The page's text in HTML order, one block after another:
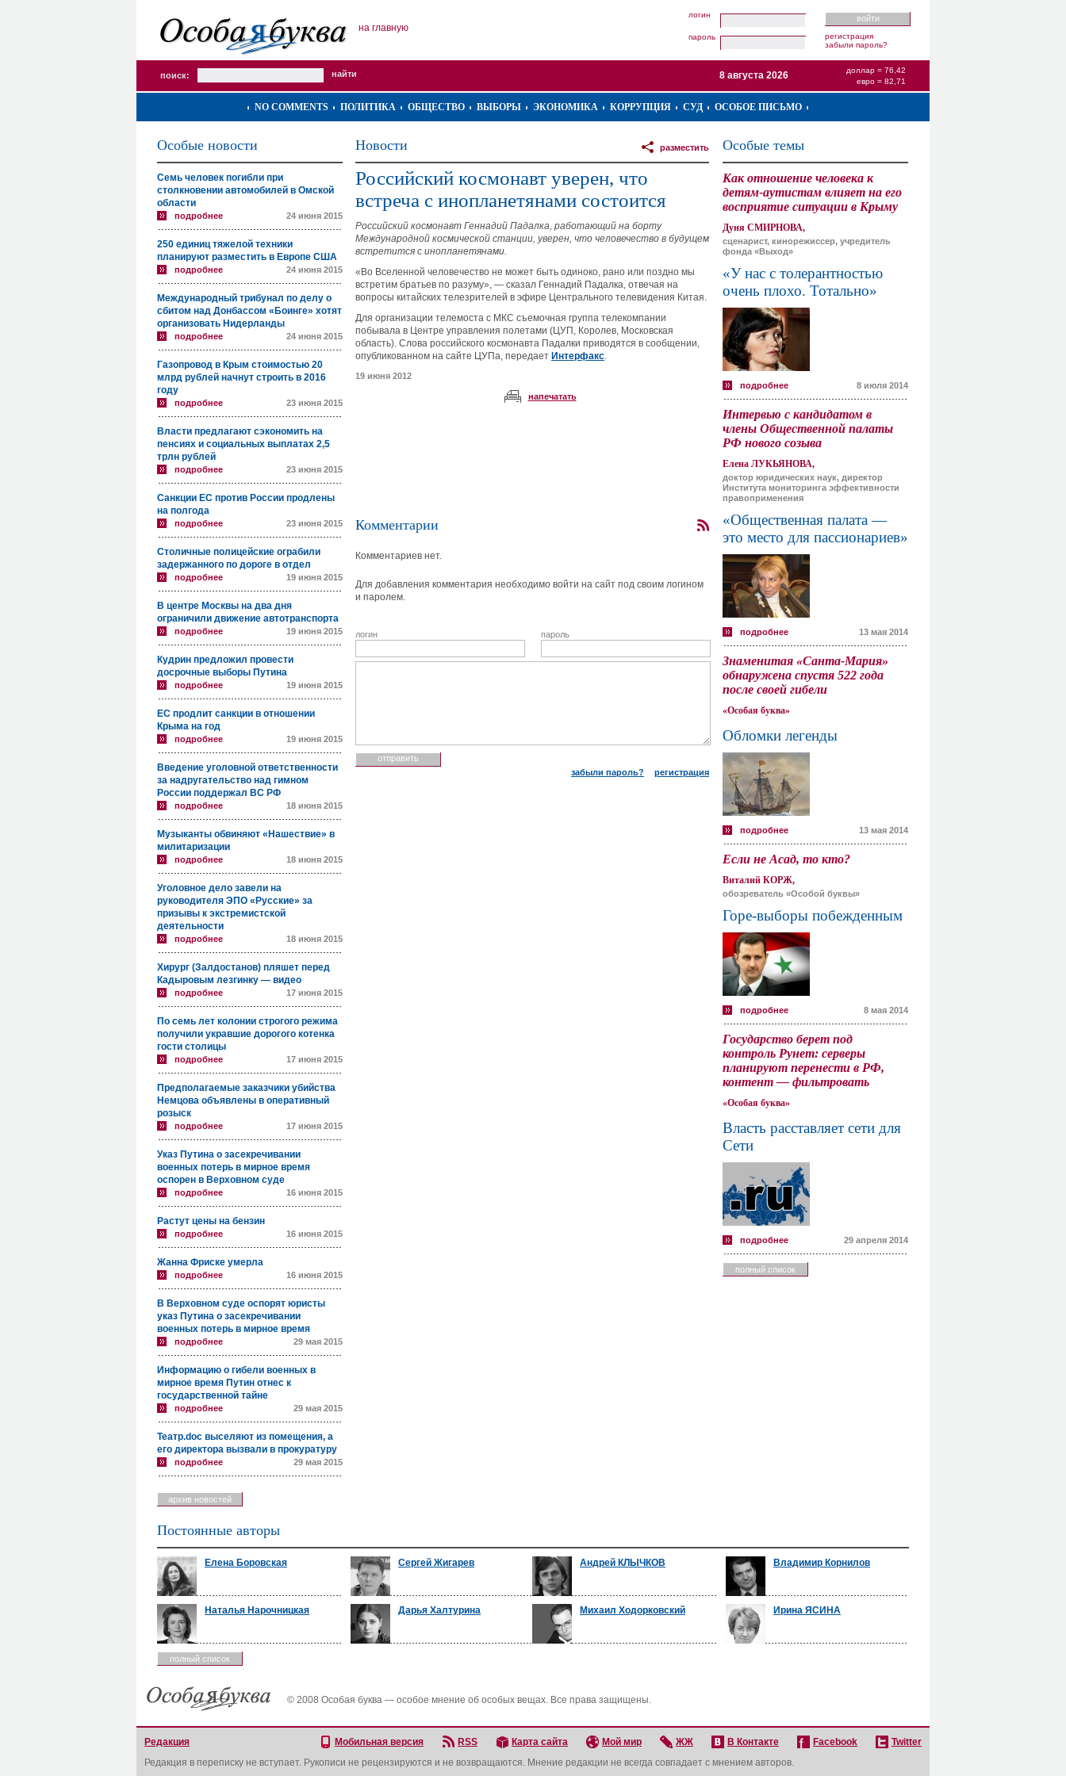
на главную
логин
пароль
регистрация
забыли пароль?
поиск:
доллар = 76,42
евро = 82,71
8 августа 2026
NO COMMENTS ПОЛИТИКА ОБЩЕСТВО ВЫБОРЫ ЭКОНОМИКА КОРРУПЦИЯ СУД ОСОБОЕ ПИСЬМО
Особые новости
Семь человек погибли при
столкновении автомобилей в Омской
области
подробнее 24 июня 2015
250 единиц тяжелой техники
планируют разместить в Европе США
подробнее 24 июня 2015
Международный трибунал по делу о
сбитом над Донбассом «Боинге» хотят
организовать Нидерланды
подробнее 24 июня 2015
Газопровод в Крым стоимостью 20
млрд рублей начнут строить в 2016
году
подробнее 23 июня 2015
Власти предлагают сэкономить на
пенсиях и социальных выплатах 2,5
трлн рублей
подробнее 23 июня 2015
Санкции ЕС против России продлены
на полгода
подробнее 23 июня 2015
Столичные полицейские ограбили
задержанного по дороге в отдел
подробнее 19 июня 2015
В центре Москвы на два дня
ограничили движение автотранспорта
подробнее 19 июня 2015
Кудрин предложил провести
досрочные выборы Путина
подробнее 19 июня 2015
ЕС продлит санкции в отношении
Крыма на год
подробнее 19 июня 2015
Введение уголовной ответственности
за надругательство над гимном
России поддержал ВС РФ
подробнее 18 июня 2015
Музыканты обвиняют «Нашествие» в
милитаризации
подробнее 18 июня 2015
Уголовное дело завели на
руководителя ЭПО «Русские» за
призывы к экстремистской
деятельности
подробнее 18 июня 2015
Хирург (Залдостанов) пляшет перед
Кадыровым лезгинку — видео
подробнее 17 июня 2015
По семь лет колонии строгого режима
получили укравшие дорогого котенка
гости столицы
подробнее 17 июня 2015
Предполагаемые заказчики убийства
Немцова объявлены в оперативный
розыск
подробнее 17 июня 2015
Указ Путина о засекречивании
военных потерь в мирное время
оспорен в Верховном суде
подробнее 16 июня 2015
Растут цены на бензин
подробнее 16 июня 2015
Жанна Фриске умерла
подробнее 16 июня 2015
В Верховном суде оспорят юристы
указ Путина о засекречивании
военных потерь в мирное время
подробнее 29 мая 2015
Информацию о гибели военных в
мирное время Путин отнес к
государственной тайне
подробнее 29 мая 2015
Театр.doc выселяют из помещения, а
его директора вызвали в прокуратуру
подробнее 29 мая 2015
архив новостей
Новости разместить
Российский космонавт уверен, что
встреча с инопланетянами состоится
Российский космонавт Геннадий Падалка, работающий на борту
Международной космической станции, уверен, что человечество в будущем
встретится с инопланетянами.
«Во Вселенной человечество не может быть одиноко, рано или поздно мы
встретим братьев по разуму», — сказал Геннадий Падалка, отвечая на
вопросы китайских телезрителей в эфире Центрального телевидения Китая.
Для организации телемоста с МКС съемочная группа телекомпании
побывала в Центре управления полетами (ЦУП, Королев, Московская
область). Слова российского космонавта Падалки приводятся в сообщении,
опубликованном на сайте ЦУПа, передает Интерфакс.
19 июня 2012
напечатать
Комментарии
Комментариев нет.
Для добавления комментария необходимо войти на сайт под своим логином
и паролем.
логин пароль
забыли пароль? регистрация
Особые темы
Как отношение человека к
детям-аутистам влияет на его
восприятие ситуации в Крыму
Дуня СМИРНОВА,
сценарист, кинорежиссер, учредитель
фонда «Выход»
«У нас с толерантностью
очень плохо. Тотально»
подробнее 8 июля 2014
Интервью с кандидатом в
члены Общественной палаты
РФ нового созыва
Елена ЛУКЬЯНОВА,
доктор юридических наук, директор
Института мониторинга эффективности
правоприменения
«Общественная палата —
это место для пассионариев»
подробнее 13 мая 2014
Знаменитая «Санта-Мария»
обнаружена спустя 522 года
после своей гибели
«Особая буква»
Обломки легенды
подробнее 13 мая 2014
Если не Асад, то кто?
Виталий КОРЖ,
обозреватель «Особой буквы»
Горе-выборы побежденным
подробнее 8 мая 2014
Государство берет под
контроль Рунет: серверы
планируют перенести в РФ,
контент — фильтровать
«Особая буква»
Власть расставляет сети для
Сети
подробнее 29 апреля 2014
полный список
Постоянные авторы
Елена Боровская Сергей Жигарев Андрей КЛЫЧКОВ Владимир Корнилов
Наталья Нарочницкая Дарья Халтурина Михаил Ходорковский Ирина ЯСИНА
полный список
© 2008 Особая буква — особое мнение об особых вещах. Все права защищены.
Редакция Мобильная версия RSS Карта сайта Мой мир ЖЖ В Контакте Facebook
Twitter
Редакция в переписку не вступает. Рукописи не рецензируются и не возвращаются. Мнение редакции не всегда совпадает с мнением авторов.